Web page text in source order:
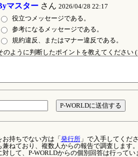
マスターさん 2026/04/28 22:17
役立つメッセージである。
参考になるメッセージである。
規約違反、またはマナー違反である。
のように判断したポイントを教えてください
お持ちでない方は「 発行所」で入手してくだ
兼ねており、複数人からの報告で調査します
対して、P-WORLDからの個別回答は行ってい